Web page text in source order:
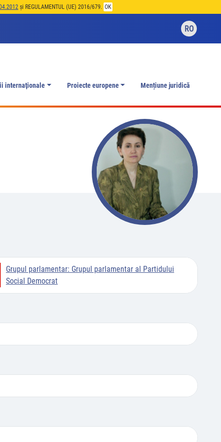
și REGULAMENTUL (UE) 2016/679. OK
RO
internaţionale Proiecte europene Mențiune juridică
Grupul parlamentar: Grupul parlamentar al Partidului
Social Democrat